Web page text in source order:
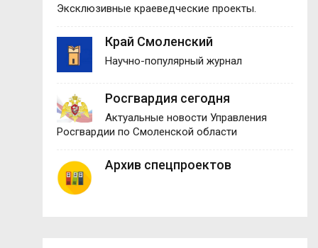
Эксклюзивные краеведческие проекты.
Край Смоленский
Научно-популярный журнал
Росгвардия сегодня
Актуальные новости Управления
Росгвардии по Смоленской области
Архив спецпроектов